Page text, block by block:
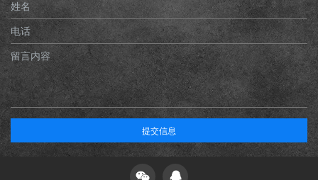
姓名
电话
留言内容
提交信息